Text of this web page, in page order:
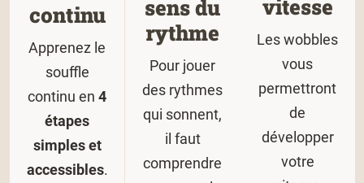
continu
Apprenez le
souffle
continu en4
étapes
simples et
accessibles.
sens du
rythme
Pour jouer
des rythmes
qui sonnent,
il faut
comprendre
vitesse
Les wobbles
vous
permettront
de
développer
votre